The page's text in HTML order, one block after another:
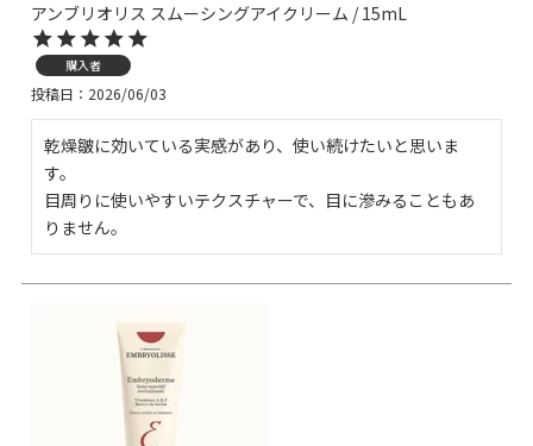
アンブリオリス スムーシングアイクリーム / 15mL
購入者
投稿日 2026/06/03
乾燥皺に効いている実感があり、使い続けたいと思いま
す。
目周りに使いやすいテクスチャーで、目に滲みることもあ
りません。